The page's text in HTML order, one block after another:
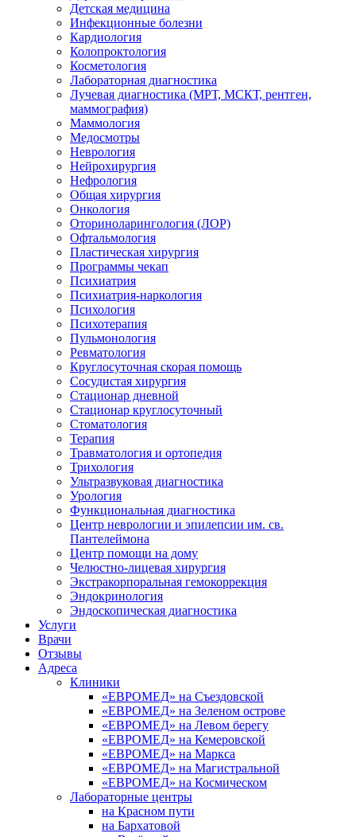
Детская медицина
Инфекционные болезни
Кардиология
Колопроктология
Косметология
Лабораторная диагностика
Лучевая диагностика (МРТ, МСКТ, рентген,
маммография)
Маммология
Медосмотры
Неврология
Нейрохирургия
Нефрология
Общая хирургия
Онкология
Оториноларингология (ЛОР)
Офтальмология
Пластическая хирургия
Программы чекап
Психиатрия
Психиатрия-наркология
Психология
Психотерапия
Пульмонология
Ревматология
Круглосуточная скорая помощь
Сосудистая хирургия
Стационар дневной
Стационар круглосуточный
Стоматология
Терапия
Травматология и ортопедия
Трихология
Ультразвуковая диагностика
Урология
Функциональная диагностика
Центр неврологии и эпилепсии им. св.
Пантелеймона
Центр помощи на дому
Челюстно-лицевая хирургия
Экстракорпоральная гемокоррекция
Эндокринология
Эндоскопическая диагностика
Услуги
Врачи
Отзывы
Адреса
Клиники
«ЕВРОМЕД» на Съездовской
«ЕВРОМЕД» на Зеленом острове
«ЕВРОМЕД» на Левом берегу
«ЕВРОМЕД» на Кемеровской
«ЕВРОМЕД» на Маркса
«ЕВРОМЕД» на Магистральной
«ЕВРОМЕД» на Космическом
Лабораторные центры
на Красном пути
на Бархатовой